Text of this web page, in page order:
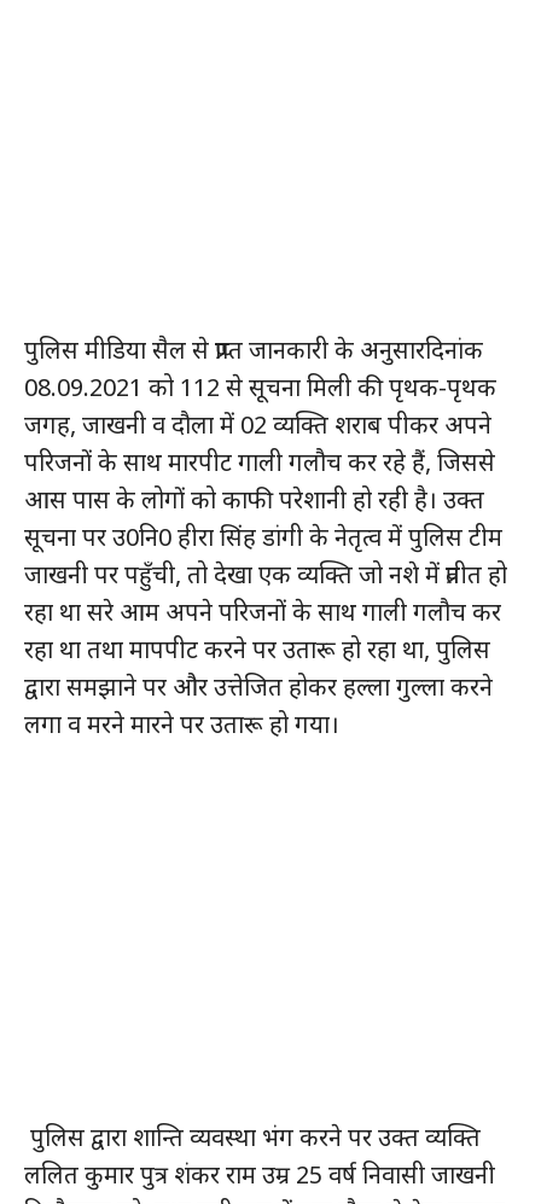
पुलिस मीडिया सैल से प्राप्त जानकारी के अनुसारदिनांक
08.09.2021 को 112 से सूचना मिली की पृथक-पृथक
जगह, जाखनी व दौला में 02 व्यक्ति शराब पीकर अपने
परिजनों के साथ मारपीट गाली गलौच कर रहे हैं, जिससे
आस पास के लोगों को काफी परेशानी हो रही है। उक्त
सूचना पर उ0नि0 हीरा सिंह डांगी के नेतृत्व में पुलिस टीम
जाखनी पर पहुँची, तो देखा एक व्यक्ति जो नशे में प्रतीत हो
रहा था सरे आम अपने परिजनों के साथ गाली गलौच कर
रहा था तथा मापपीट करने पर उतारू हो रहा था, पुलिस
द्वारा समझाने पर और उत्तेजित होकर हल्ला गुल्ला करने
लगा व मरने मारने पर उतारू हो गया।
पुलिस द्वारा शान्ति व्यवस्था भंग करने पर उक्त व्यक्ति
ललित कुमार पुत्र शंकर राम उम्र 25 वर्ष निवासी जाखनी